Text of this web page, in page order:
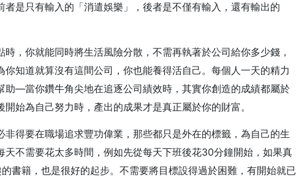
是只有輸入的「消遣娛樂」，後者是不僅有輸入，還有輸出的
，你就能同時將生活風險分散，不需再執著於公司給你多少錢，
知道就算沒有這間公司，你也能養得活自己。每個人一天的精力
助—當你鑽牛角尖地在追逐公司績效時，其實你創造的成績都屬於
始為自己努力時，產出的成果才是真正屬於你的財富。
得要在職場追求豐功偉業，那些都只是外在的標籤，為自己的生
不需要花太多時間，例如先從每天下班後花30分鐘開始，如果真
書籍，也是很好的起步。不需要將目標設得過於困難，有開始就已